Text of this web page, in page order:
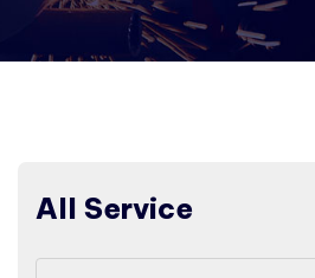
All Service